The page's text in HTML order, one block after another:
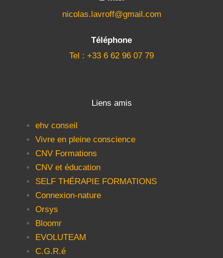
nicolas.lavroff@gmail.com
Téléphone
Tel : +33 6 62 96 07 79
Liens amis
ehv conseil
Vivre en pleine conscience
CNV Formations
CNV et éducation
SELF THÉRAPIE FORMATIONS
Connexion-nature
Orsys
Bloomr
EVOLUTEAM
C.G.R.é